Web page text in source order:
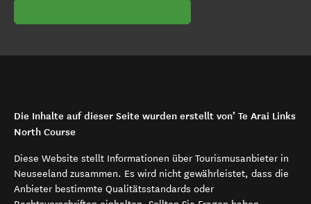
Die Inhalte auf dieser Seite wurden erstellt von’ Te Arai Links
North Course
Diese Website stellt Informationen über Tourismusanbieter in
Neuseeland zusammen. Es wird nicht gewährleistet, dass die
Anbieter bestimmte Qualitätsstandards oder